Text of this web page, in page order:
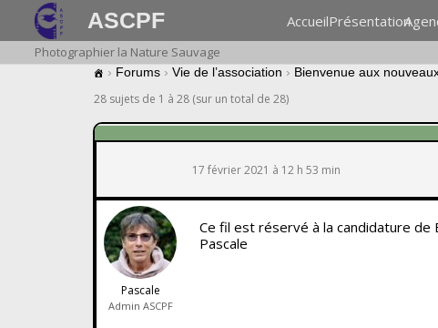
ASCPF AccueilPrésentation
Photographier la Nature Sauvage
› Forums › Vie de l’association › Bienvenue aux
28 sujets de 1 à 28 (sur un total de 28)
17 février 2021 à 12 h 53 min
Pascale
Admin ASCPF
Ce fil est réservé à la candidature de
Pascale